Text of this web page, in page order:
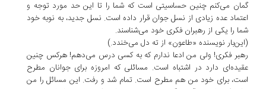
گمان می‌کنم چنین حساسیتی است که شما را تا این حد مورد توجه و
اعتماد عده زیادی از نسل جوان قرار داده است. نسل جدید، به نوبه خود
شما را یکی از رهبران فکری خود می‌شناسند.
(این‌بار نویسنده «طاعون» از ته دل می‌خندد.)
رهبر فکری! ولی من ادعا ندارم که به کسی درس می‌دهم! هرکس چنین
عقیده‌ای دارد در اشتباه است. مسائلی که امروزه برای جوانان مطرح
است، برای خود من هم مطرح است. تمام شد و رفت. این مسائل را من